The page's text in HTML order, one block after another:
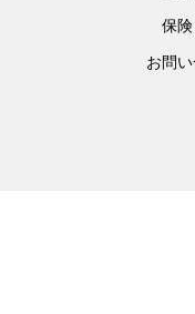
保
お問